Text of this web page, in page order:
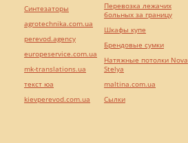
Синтезаторы
agrotechnika.com.ua
perevod.agency
europeservice.com.ua
mk-translations.ua
текст юа
kievperevod.com.ua
Перевозка лежачих
больных за границу
Шкафы купе
Брендовые сумки
Натяжные потолки Nova
Stelya
maltina.com.ua
Cылки